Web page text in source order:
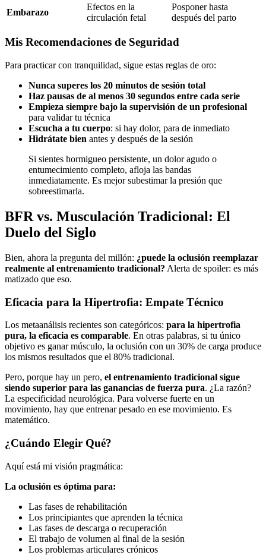
Embarazo
Efectos en la
circulación fetal
Posponer hasta
después del parto
Mis Recomendaciones de Seguridad
Para practicar con tranquilidad, sigue estas reglas de oro:
Nunca superes los 20 minutos de sesión total
Haz pausas de al menos 30 segundos entre cada serie
Empieza siempre bajo la supervisión de un profesional
para validar tu técnica
Escucha a tu cuerpo: si hay dolor, para de inmediato
Hidrátate bien antes y después de la sesión
Si sientes hormigueo persistente, un dolor agudo o
entumecimiento completo, afloja las bandas
inmediatamente. Es mejor subestimar la presión que
sobreestimarla.
BFR vs. Musculación Tradicional: El
Duelo del Siglo
Bien, ahora la pregunta del millón: ¿puede la oclusión reemplazar
realmente al entrenamiento tradicional? Alerta de spoiler: es más
matizado que eso.
Eficacia para la Hipertrofia: Empate Técnico
Los metaanálisis recientes son categóricos: para la hipertrofia
pura, la eficacia es comparable. En otras palabras, si tu único
objetivo es ganar músculo, la oclusión con un 30% de carga produce
los mismos resultados que el 80% tradicional.
Pero, porque hay un pero, el entrenamiento tradicional sigue
siendo superior para las ganancias de fuerza pura. ¿La razón?
La especificidad neurológica. Para volverse fuerte en un
movimiento, hay que entrenar pesado en ese movimiento. Es
matemático.
¿Cuándo Elegir Qué?
Aquí está mi visión pragmática:
La oclusión es óptima para:
Las fases de rehabilitación
Los principiantes que aprenden la técnica
Las fases de descarga o recuperación
El trabajo de volumen al final de la sesión
Los problemas articulares crónicos